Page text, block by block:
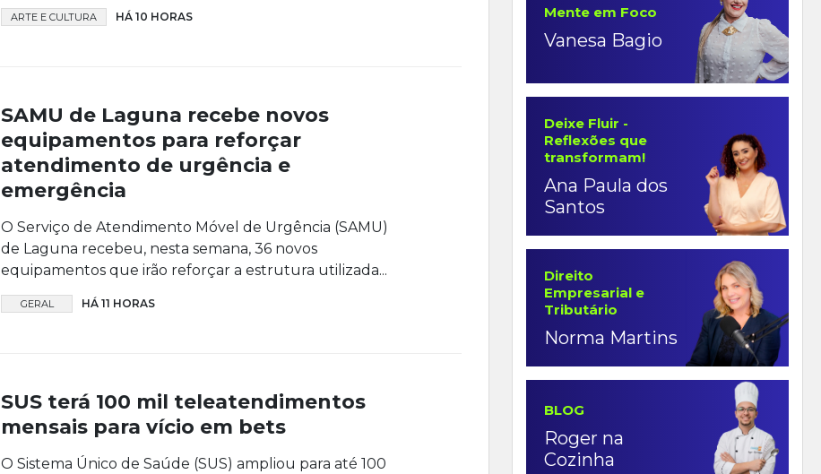
ARTE E CULTURA HÁ 10 HORAS
SAMU de Laguna recebe novos
equipamentos para reforçar
atendimento de urgência e
emergência
O Serviço de Atendimento Móvel de Urgência (SAMU)
de Laguna recebeu, nesta semana, 36 novos
equipamentos que irão reforçar a estrutura utilizada...
GERAL HÁ 11 HORAS
SUS terá 100 mil teleatendimentos
mensais para vício em bets
O Sistema Único de Saúde (SUS) ampliou para até 100
Mente em Foco
Vanesa Bagio
Deixe Fluir -
Reflexões que
transformam!
Ana Paula dos
Santos
Direito
Empresarial e
Tributário
Norma Martins
BLOG
Roger na
Cozinha